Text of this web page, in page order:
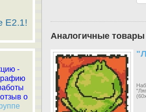
Аналогичные товары
E2.1!
-
о